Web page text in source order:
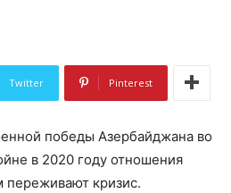
Twitter Pinterest
победы Азербайджана во
в 2020 году отношения
кризис.